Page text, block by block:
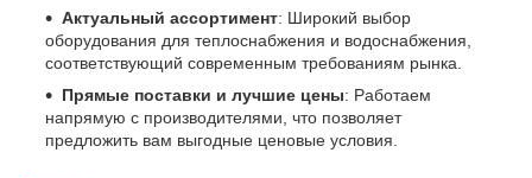
Актуальный ассортимент: Широкий выбор
оборудования для теплоснабжения и водоснабжения,
соответствующий современным требованиям рынка.
Прямые поставки и лучшие цены: Работаем
напрямую с производителями, что позволяет
предложить вам выгодные ценовые условия.